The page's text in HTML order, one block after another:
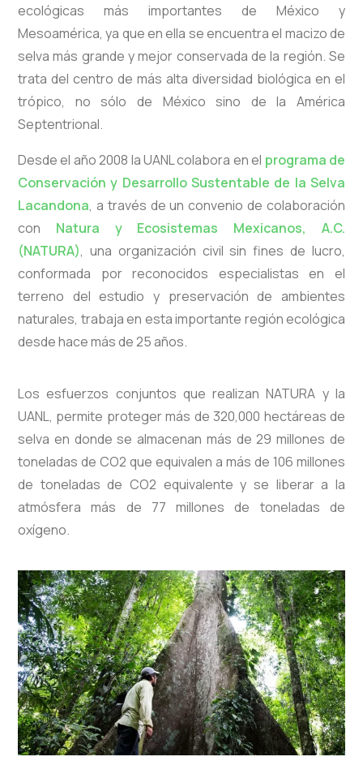
ecológicas más importantes de México y
Mesoamérica, ya que en ella se encuentra el macizo de
selva más grande y mejor conservada de la región. Se
trata del centro de más alta diversidad biológica en el
trópico, no sólo de México sino de la América
Septentrional.
Desde el año 2008 la UANL colabora en el programa de
Conservación y Desarrollo Sustentable de la Selva
Lacandona, a través de un convenio de colaboración
con Natura y Ecosistemas Mexicanos, A.C.
(NATURA), una organización civil sin fines de lucro,
conformada por reconocidos especialistas en el
terreno del estudio y preservación de ambientes
naturales, trabaja en esta importante región ecológica
desde hace más de 25 años.
Los esfuerzos conjuntos que realizan NATURA y la
UANL, permite proteger más de 320,000 hectáreas de
selva en donde se almacenan más de 29 millones de
toneladas de CO2 que equivalen a más de 106 millones
de toneladas de CO2 equivalente y se liberar a la
atmósfera más de 77 millones de toneladas de
oxígeno.